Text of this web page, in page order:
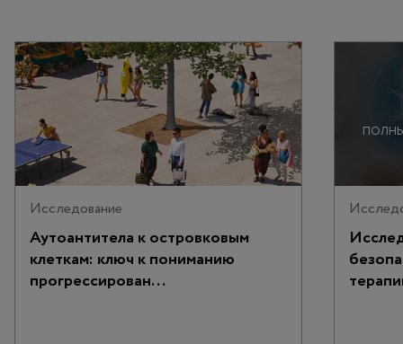
Исследование
Аутоантитела к островковым
клеткам: ключ к пониманию
прогрессирован...